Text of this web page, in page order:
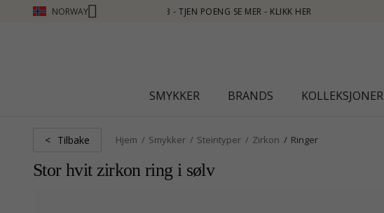
NORWAY
MER - KLIKK HER
SMYKKER BRANDS KOLLEKSJONER
< Tilbake Hjem Smykker Steintyper Zirkon Ringer
Stor hvit zirkon ring i sølv